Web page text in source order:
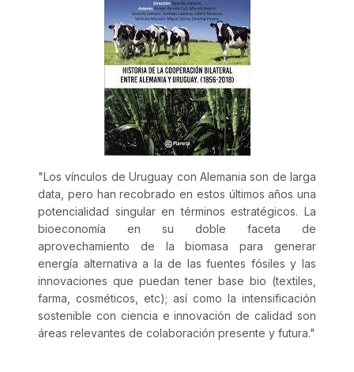
"Los vínculos de Uruguay con Alemania son de larga
data, pero han recobrado en estos últimos años una
potencialidad singular en términos estratégicos. La
bioeconomía en su doble faceta de
aprovechamiento de la biomasa para generar
energía alternativa a la de las fuentes fósiles y las
innovaciones que puedan tener base bio (textiles,
farma, cosméticos, etc); así como la intensificación
sostenible con ciencia e innovación de calidad son
áreas relevantes de colaboración presente y futura."